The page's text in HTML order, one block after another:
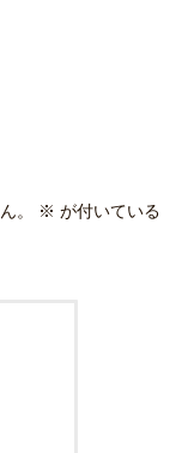
。 ※ が付いている